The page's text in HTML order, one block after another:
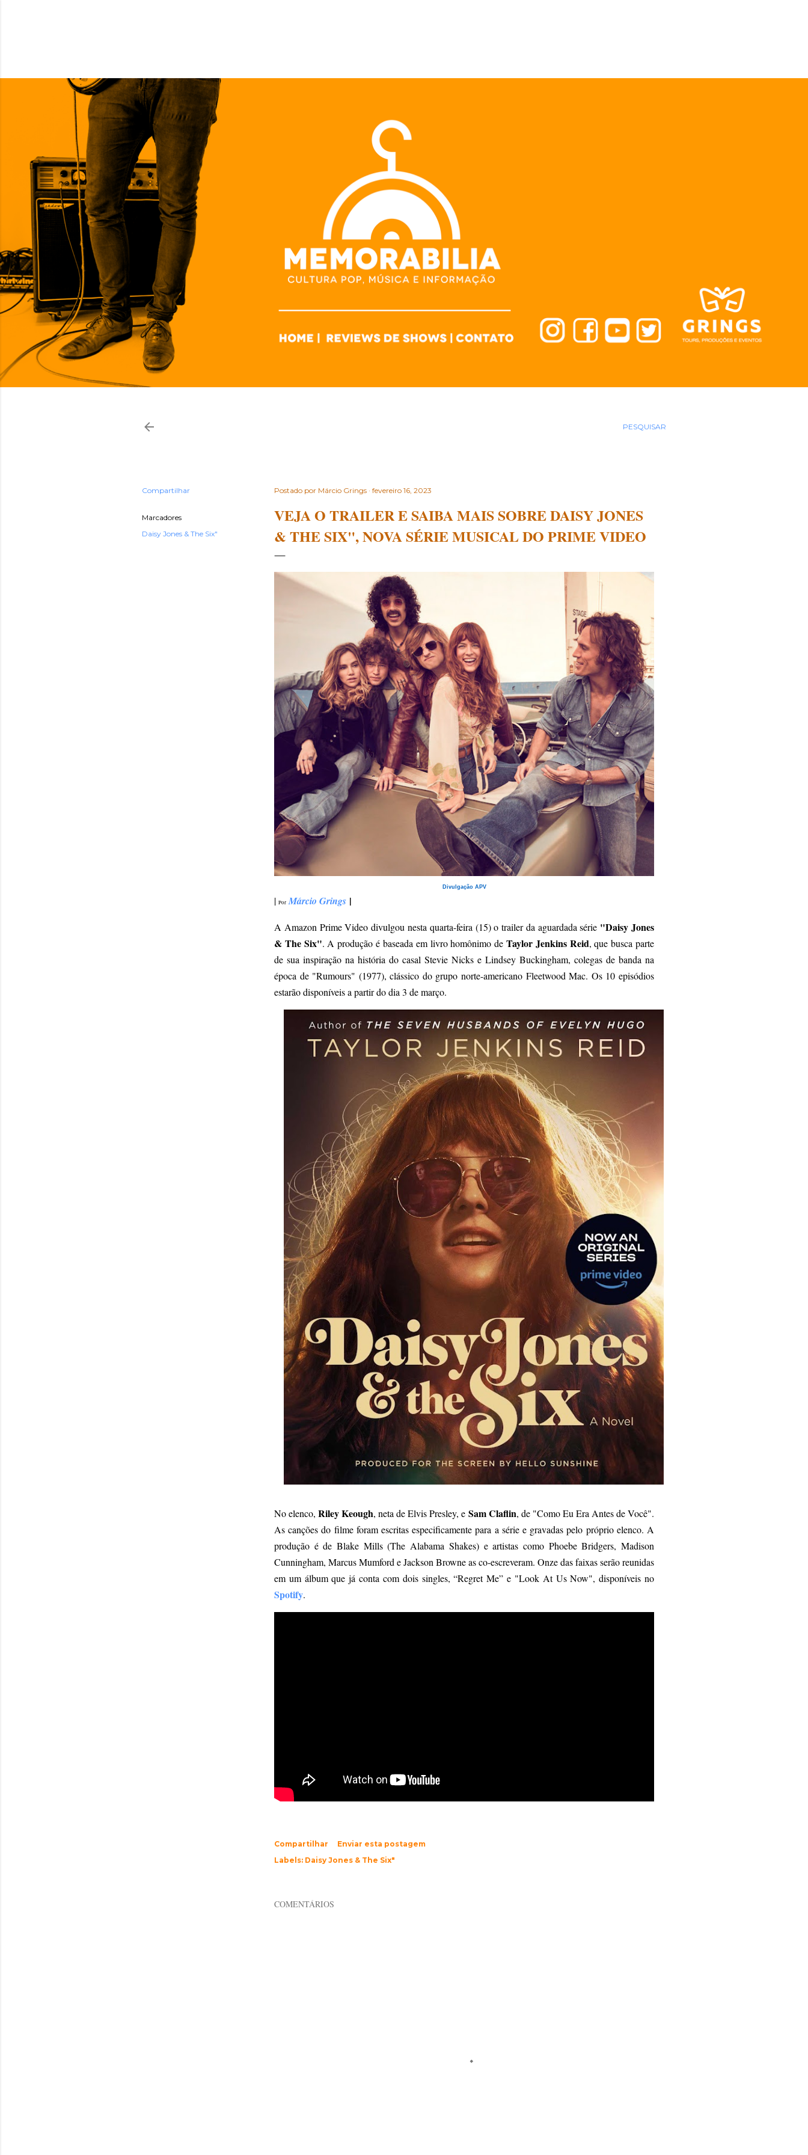
PESQUISAR
Compartilhar
Marcadores
Daisy Jones & The Six"
Postado por Márcio Grings fevereiro 16, 2023
VEJA O TRAILER E SAIBA MAIS SOBRE DAISY JONES
& THE SIX", NOVA SÉRIE MUSICAL DO PRIME VIDEO
Divulgação APV
| Por Márcio Grings |
A Amazon Prime Video divulgou nesta quarta-feira (15) o trailer da aguardada série "Daisy Jones
& The Six". A produção é baseada em livro homônimo de Taylor Jenkins Reid, que busca parte
de sua inspiração na história do casal Stevie Nicks e Lindsey Buckingham, colegas de banda na
época de "Rumours" (1977), clássico do grupo norte-americano Fleetwood Mac. Os 10 episódios
estarão disponíveis a partir do dia 3 de março.
No elenco,Riley Keough, neta de Elvis Presley, e Sam Claflin, de "Como Eu Era Antes de Você".
As canções do filme foram escritas especificamente para a série e gravadas pelo próprio elenco. A
produção é de Blake Mills (The Alabama Shakes) e artistas como Phoebe Bridgers, Madison
Cunningham, Marcus Mumford e Jackson Browne as co-escreveram. Onze das faixas serão reunidas
em um álbum que já conta com dois singles, “Regret Me” e "Look At Us Now", disponíveis no
Spotify.
Compartilhar
Enviar esta postagem
Labels: Daisy Jones & The Six"
COMENTÁRIOS